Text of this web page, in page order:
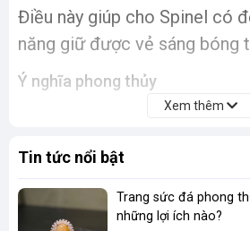
Điều này giúp cho Spinel có
năng giữ được vẻ sáng bóng
Ý nghĩa phong thủy
Biểu tượng của sự may mắn
mắn, tài lộc và bình an cho
Tăng cường năng lượng
cân bằng các luân xa, tăng
Xem thêm
Tin tức nổi bật
Trang sức đá phong
những lợi ích nào?